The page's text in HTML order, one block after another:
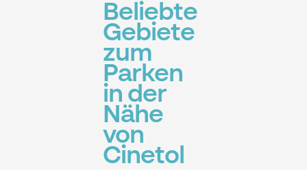
Beliebte
Gebiete
zum
Parken
in der
Nähe
von
Cinetol